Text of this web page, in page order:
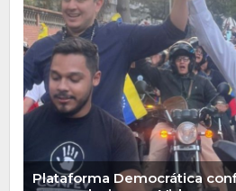
Plataforma Democrática